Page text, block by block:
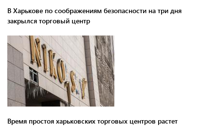
В Харькове по соображениям безопасности на три дня
закрылся торговый центр
Время простоя харьковских торговых центров растет